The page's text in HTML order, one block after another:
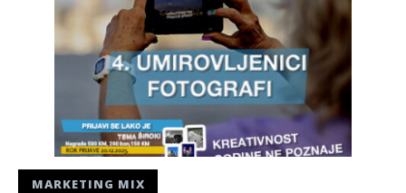
MARKETING MIX